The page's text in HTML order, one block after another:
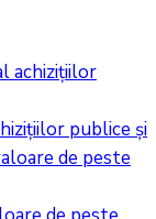
achiziţiilor
publice şi
de peste